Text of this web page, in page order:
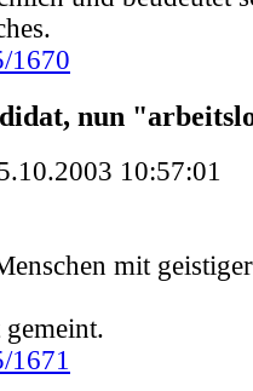
1670
nun
10:57:01
mit
1671